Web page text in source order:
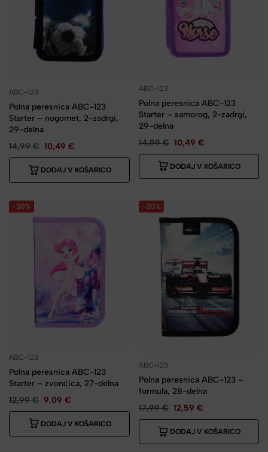
ABC-123
Polna peresnica ABC-123
Starter – nogomet, 2-zadrgi,
29-delna
14,99€ 10,49 €
DODAJ V KOŠARICO
ABC-123
Polna peresnica ABC-123
Starter – samorog, 2-zadrgi,
29-delna
14,99€ 10,49 €
DODAJ V KOŠARICO
-30%
ABC-123
Polna peresnica ABC-123
Starter – zvončica, 27-delna
12,99€ 9,09 €
DODAJ V KOŠARICO
-30%
ABC-123
Polna peresnica ABC-123 –
formula, 28-delna
17,99€ 12,59 €
DODAJ V KOŠARICO